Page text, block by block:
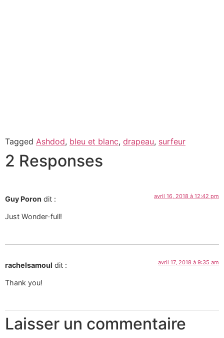
Tagged Ashdod, bleu et blanc, drapeau, surfeur
2 Responses
Guy Poron dit : avril 16, 2018 à 12:42 pm
Just Wonder-full!
rachelsamoul dit : avril 17, 2018 à 9:35 am
Thank you!
Laisser un commentaire